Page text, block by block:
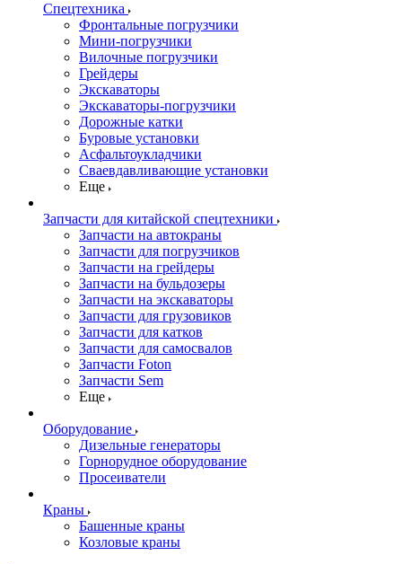
Спецтехника
Фронтальные погрузчики
Мини-погрузчики
Вилочные погрузчики
Грейдеры
Экскаваторы
Экскаваторы-погрузчики
Дорожные катки
Буровые установки
Асфальтоукладчики
Сваевдавливающие установки
Еще
Запчасти для китайской спецтехники
Запчасти на автокраны
Запчасти для погрузчиков
Запчасти на грейдеры
Запчасти на бульдозеры
Запчасти на экскаваторы
Запчасти для грузовиков
Запчасти для катков
Запчасти для самосвалов
Запчасти Foton
Запчасти Sem
Еще
Оборудование
Дизельные генераторы
Горнорудное оборудование
Просеиватели
Краны
Башенные краны
Козловые краны